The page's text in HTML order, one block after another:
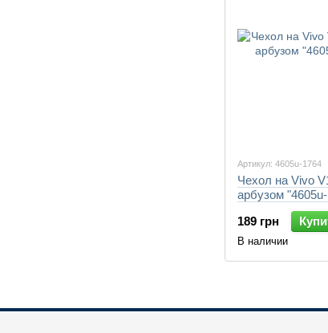
Артикул: 4605u-1764
Чехол на Vivo
арбузом
189 грн
В наличии